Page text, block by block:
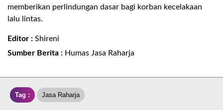
memberikan perlindungan dasar bagi korban kecelakaan
lalu lintas.
Editor : Shireni
Sumber Berita : Humas Jasa Raharja
Tag : Jasa Raharja